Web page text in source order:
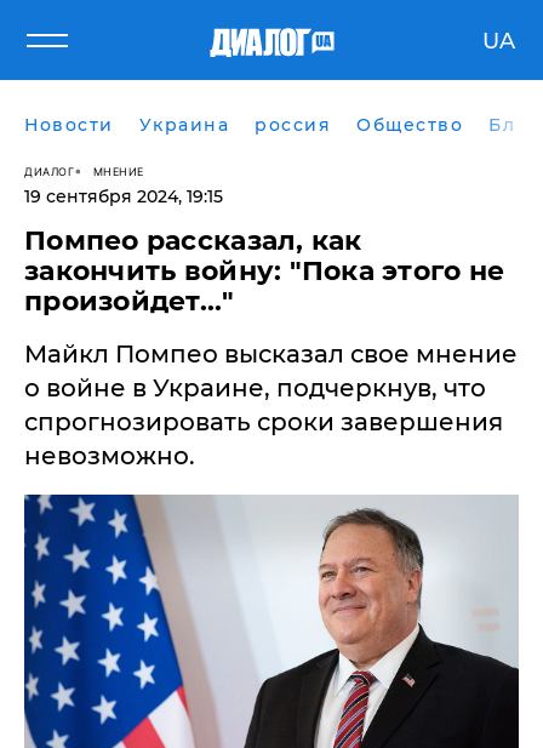
UA
Новости Украина россия Общество
ДИАЛОГ МНЕНИЕ
19 сентября 2024, 19:15
Помпео рассказал, как
закончить войну: "Пока этого не
произойдет..."
Майкл Помпео высказал свое мнение
о войне в Украине, подчеркнув, что
спрогнозировать сроки завершения
невозможно.